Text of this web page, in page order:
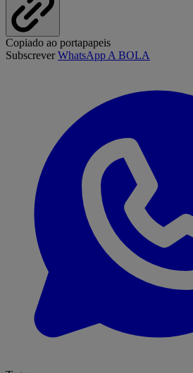
Copiado ao portapapeis
SubscreverWhatsApp A BOLA